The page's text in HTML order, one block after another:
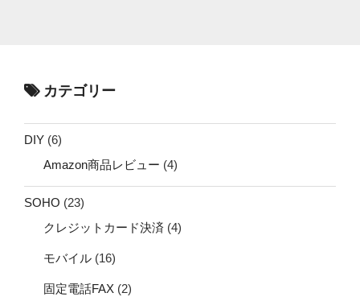
カテゴリー
DIY (6)
Amazon商品レビュー (4)
SOHO (23)
クレジットカード決済 (4)
モバイル (16)
固定電話FAX (2)